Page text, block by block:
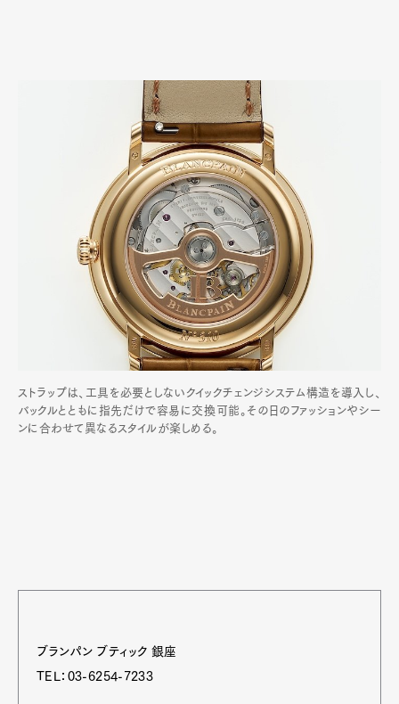
ストラップは、工具を必要としないクイックチェンジシステム構造を導入し、
バックルとともに指先だけで容易に交換可能。その日のファッションやシー
ンに合わせて異なるスタイルが楽しめる。
ブランパン ブティック 銀座
TEL：03-6254-7233